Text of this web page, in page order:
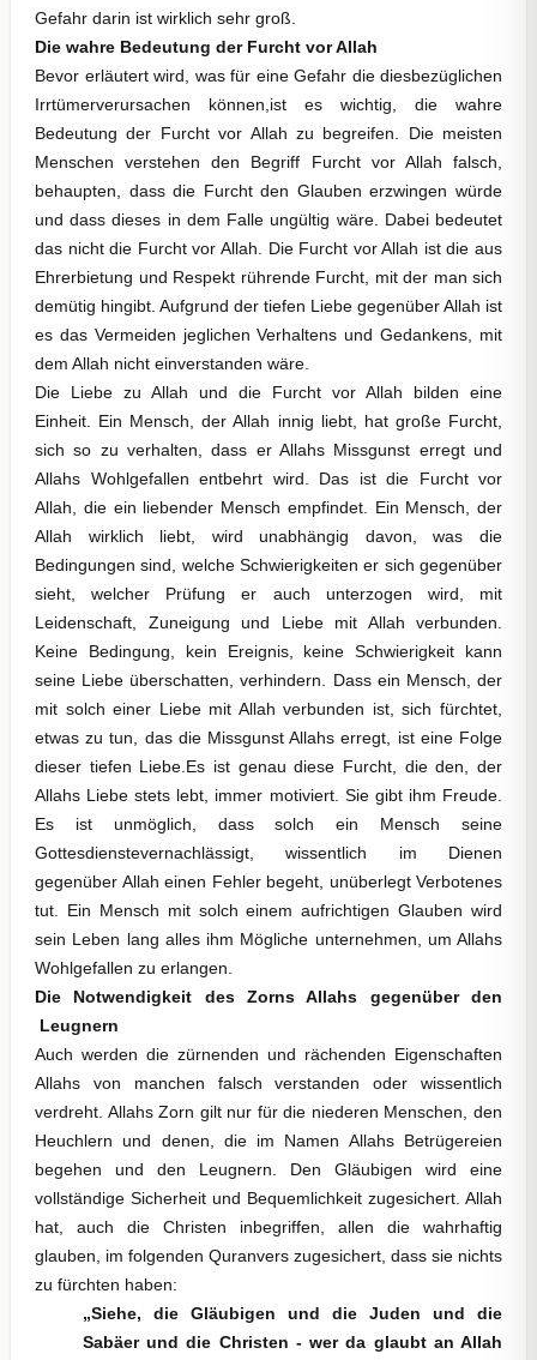
Gefahr darin ist wirklich sehr groß.
Die wahre Bedeutung der Furcht vor Allah
Bevor erläutert wird, was für eine Gefahr die diesbezüglichen
Irrtümerverursachen können,ist es wichtig, die wahre
Bedeutung der Furcht vor Allah zu begreifen. Die meisten
Menschen verstehen den Begriff Furcht vor Allah falsch,
behaupten, dass die Furcht den Glauben erzwingen würde
und dass dieses in dem Falle ungültig wäre. Dabei bedeutet
das nicht die Furcht vor Allah. Die Furcht vor Allah ist die aus
Ehrerbietung und Respekt rührende Furcht, mit der man sich
demütig hingibt. Aufgrund der tiefen Liebe gegenüber Allah ist
es das Vermeiden jeglichen Verhaltens und Gedankens, mit
dem Allah nicht einverstanden wäre.
Die Liebe zu Allah und die Furcht vor Allah bilden eine
Einheit. Ein Mensch, der Allah innig liebt, hat große Furcht,
sich so zu verhalten, dass er Allahs Missgunst erregt und
Allahs Wohlgefallen entbehrt wird. Das ist die Furcht vor
Allah, die ein liebender Mensch empfindet. Ein Mensch, der
Allah wirklich liebt, wird unabhängig davon, was die
Bedingungen sind, welche Schwierigkeiten er sich gegenüber
sieht, welcher Prüfung er auch unterzogen wird, mit
Leidenschaft, Zuneigung und Liebe mit Allah verbunden.
Keine Bedingung, kein Ereignis, keine Schwierigkeit kann
seine Liebe überschatten, verhindern. Dass ein Mensch, der
mit solch einer Liebe mit Allah verbunden ist, sich fürchtet,
etwas zu tun, das die Missgunst Allahs erregt, ist eine Folge
dieser tiefen Liebe.Es ist genau diese Furcht, die den, der
Allahs Liebe stets lebt, immer motiviert. Sie gibt ihm Freude.
Es ist unmöglich, dass solch ein Mensch seine
Gottesdienstevernachlässigt, wissentlich im Dienen
gegenüber Allah einen Fehler begeht, unüberlegt Verbotenes
tut. Ein Mensch mit solch einem aufrichtigen Glauben wird
sein Leben lang alles ihm Mögliche unternehmen, um Allahs
Wohlgefallen zu erlangen.
Die Notwendigkeit des Zorns Allahs gegenüber den
Leugnern
Auch werden die zürnenden und rächenden Eigenschaften
Allahs von manchen falsch verstanden oder wissentlich
verdreht. Allahs Zorn gilt nur für die niederen Menschen, den
Heuchlern und denen, die im Namen Allahs Betrügereien
begehen und den Leugnern. Den Gläubigen wird eine
vollständige Sicherheit und Bequemlichkeit zugesichert. Allah
hat, auch die Christen inbegriffen, allen die wahrhaftig
glauben, im folgenden Quranvers zugesichert, dass sie nichts
zu fürchten haben:
„Siehe, die Gläubigen und die Juden und die
Sabäer und die Christen - wer da glaubt an Allah